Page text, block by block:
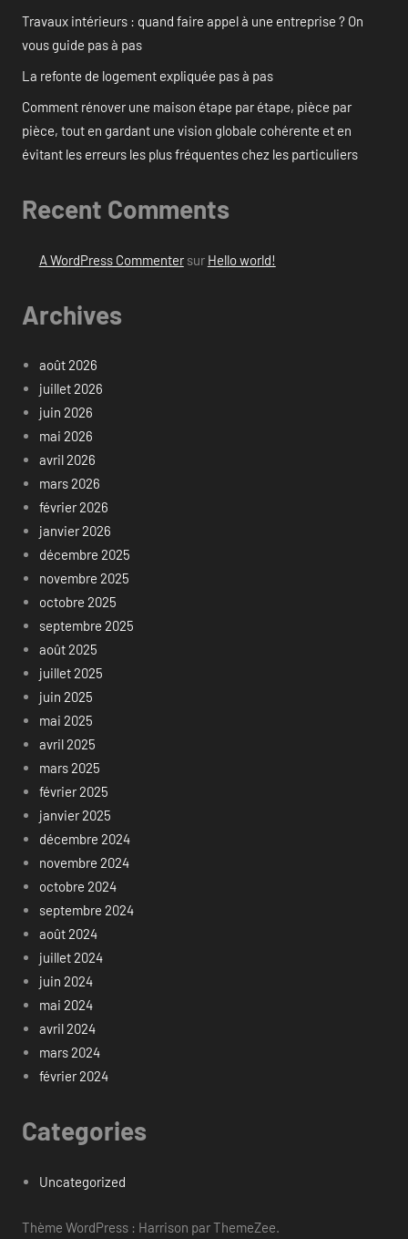
Travaux intérieurs : quand faire appel à une entreprise ? On
vous guide pas à pas
La refonte de logement expliquée pas à pas
Comment rénover une maison étape par étape, pièce par
pièce, tout en gardant une vision globale cohérente et en
évitant les erreurs les plus fréquentes chez les particuliers
Recent Comments
A WordPress Commentersur Hello world!
Archives
août 2026
juillet 2026
juin 2026
mai 2026
avril 2026
mars 2026
février 2026
janvier 2026
décembre 2025
novembre 2025
octobre 2025
septembre 2025
août 2025
juillet 2025
juin 2025
mai 2025
avril 2025
mars 2025
février 2025
janvier 2025
décembre 2024
novembre 2024
octobre 2024
septembre 2024
août 2024
juillet 2024
juin 2024
mai 2024
avril 2024
mars 2024
février 2024
Categories
Uncategorized
Thème WordPress : Harrison par ThemeZee.